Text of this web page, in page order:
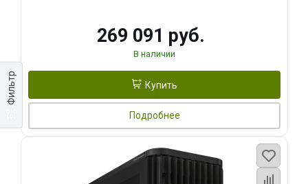
Фильтр
269 091 руб.
В наличии
Купить
Подробнее